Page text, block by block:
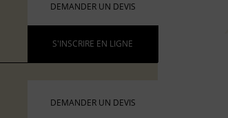
DEMANDER UN DEVIS
S'INSCRIRE EN LIGNE
DEMANDER UN DEVIS